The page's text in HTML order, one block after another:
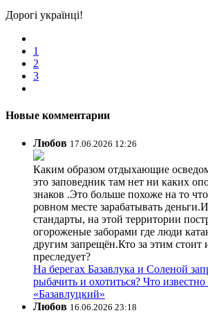
Дорогі українці!
1
2
3
Новые комментарии
Любов 17.06.2026 12:26
Каким образом отдыхающие
это заповедник там нет ни каких
знаков .Это больше похоже на то
ровном месте зарабатывать
стандарты, на этой территории
огороженые заборами где люди
другим запрещён.Кто за этим стоит
преследует?
На берегах Базавлука и Соленой
рыбачить и охотиться? Что известно
«Базавлуцкий»
Любов 16.06.2026 23:18